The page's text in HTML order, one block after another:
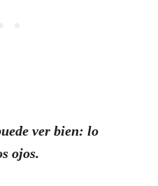
ver bien: lo
ojos.